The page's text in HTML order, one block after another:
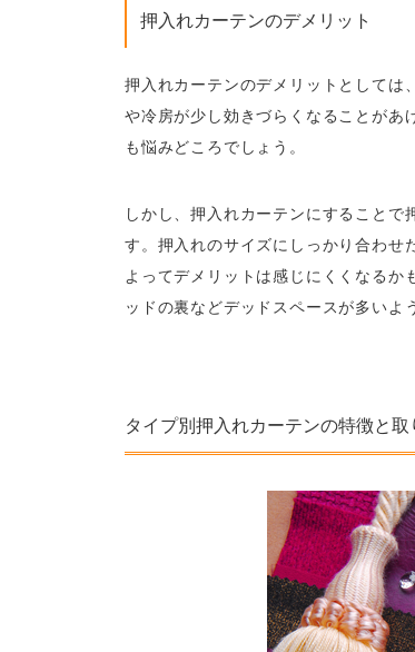
押入れカーテンのデメリット
押入れカーテンのデメリットとしては
や冷房が少し効きづらくなることがあ
も悩みどころでしょう。
しかし、押入れカーテンにすること
す。押入れのサイズにしっかり合わせ
よってデメリットは感じにくくなる
ッドの裏などデッドスペースが多いよ
タイプ別押入れカーテンの特徴と